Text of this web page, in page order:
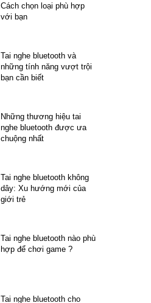
Cách chọn loại phù hợp
với bạn
Tai nghe bluetooth và
những tính năng vượt trội
bạn cần biết
Những thương hiệu tai
nghe bluetooth được ưa
chuộng nhất
Tai nghe bluetooth không
dây: Xu hướng mới của
giới trẻ
Tai nghe bluetooth nào phù
hợp để chơi game ?
Tai nghe bluetooth cho